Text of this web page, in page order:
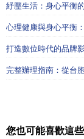
紓壓生活：身心平衡
心理健康與身心平衡
打造數位時代的品牌
完整辦理指南：從台
您也可能喜歡這